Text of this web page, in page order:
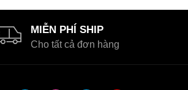
MIỄN PHÍ SHIP
Cho tất cả đơn hàng